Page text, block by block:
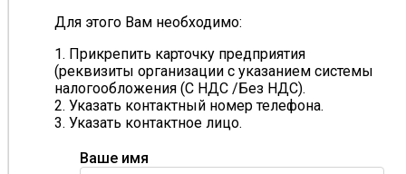
Для этого Вам необходимо:
1. Прикрепить карточку предприятия
(реквизиты организации с указанием системы
налогообложения (С НДС /Без НДС).
2. Указать контактный номер телефона.
3. Указать контактное лицо.
Ваше имя